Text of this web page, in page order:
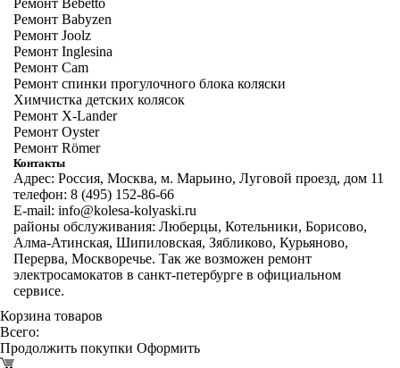
Ремонт Bebetto
Ремонт Babyzen
Ремонт Joolz
Ремонт Inglesina
Ремонт Cam
Ремонт спинки прогулочного блока коляски
Химчистка детских колясок
Ремонт X-Lander
Ремонт Oyster
Ремонт Römer
Контакты
Адрес: Россия, Москва, м. Марьино, Луговой проезд, дом 11
телефон: 8 (495) 152-86-66
E-mail: info@kolesa-kolyaski.ru
районы обслуживания: Люберцы, Котельники, Борисово,
Алма-Атинская, Шипиловская, Зябликово, Курьяново,
Перерва, Москворечье. Так же возможен ремонт
электросамокатов в санкт-петербурге в официальном
сервисе.
Корзина товаров
Всего:
Продолжить покупки Оформить